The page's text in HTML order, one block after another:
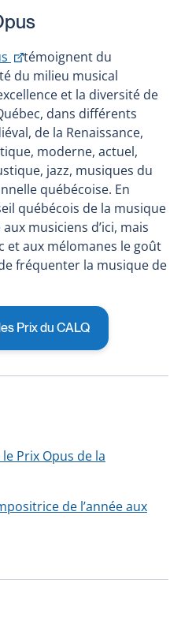
Ce
lien
s'ouvrira
dans
une
nouvelle
fenêtre
témoignent du
du milieu musical
et la diversité de
dans différents
de la Renaissance,
moderne, actuel,
jazz, musiques du
québécoise. En
québécois de la musique
musiciens d’ici, mais
aux mélomanes le goût
fréquenter la musique de
Prix du CALQ
Prix Opus de la
de l’année aux